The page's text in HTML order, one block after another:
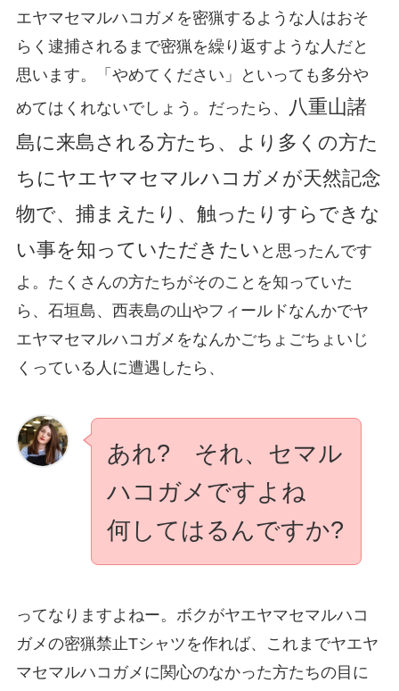
エヤマセマルハコガメを密猟するような人はおそ
らく逮捕されるまで密猟を繰り返すような人だと
思います。「やめてください」といっても多分や
めてはくれないでしょう。だったら、
八重山諸
島に来島される方たち、より多くの方た
ちにヤエヤマセマルハコガメが天然記念
物で、捕まえたり、触ったりすらできな
い事を知っていただきたい と思ったんです
よ。たくさんの方たちがそのことを知っていた
ら、石垣島、西表島の山やフィールドなんかでヤ
エヤマセマルハコガメをなんかごちょごちょいじ
くっている人に遭遇したら、
あれ? それ、セマル
ハコガメですよね
何してはるんですか?
ってなりますよねー。ボクがヤエヤマセマルハコ
ガメの密猟禁止Tシャツを作れば、これまでヤエヤ
マセマルハコガメに関心のなかった方たちの目に